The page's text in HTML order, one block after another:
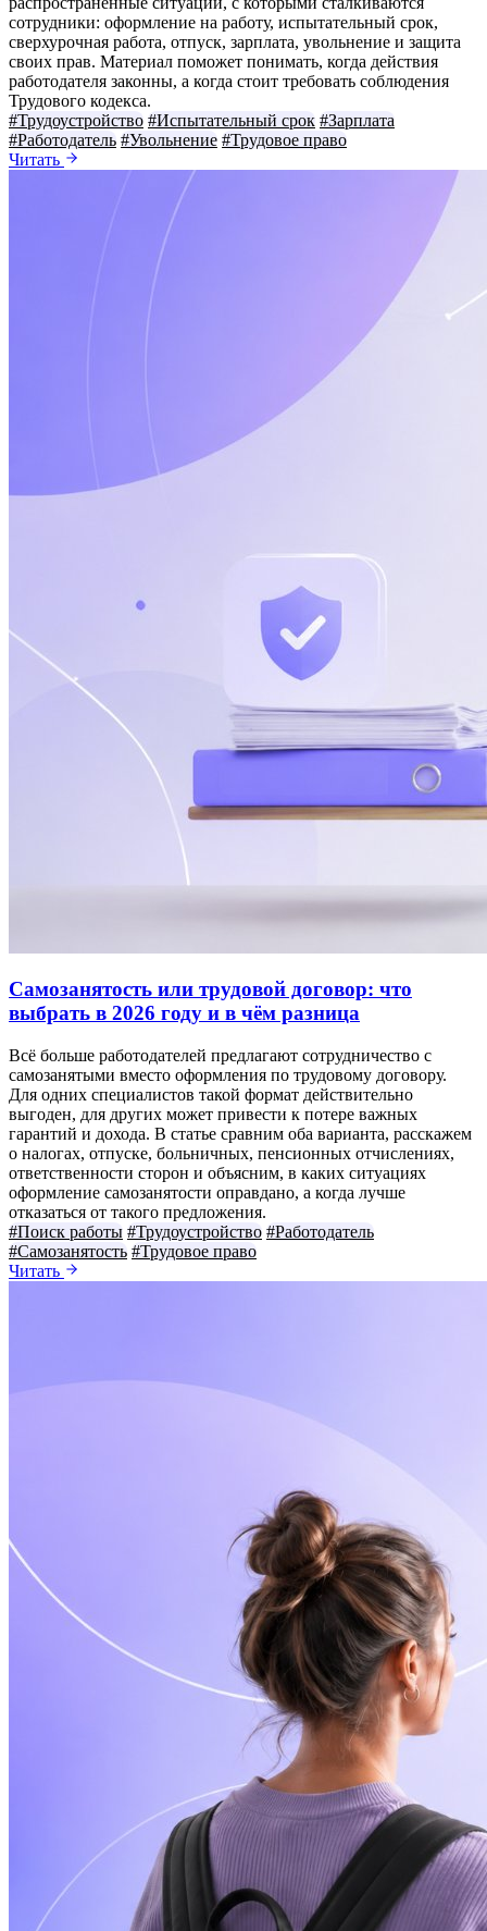
сотрудники: оформление на работу, испытательный срок,
сверхурочная работа, отпуск, зарплата, увольнение и защита
своих прав. Материал поможет понимать, когда действия
работодателя законны, а когда стоит требовать соблюдения
Трудового кодекса.
#Трудоустройство #Испытательный срок #Зарплата
#Работодатель #Увольнение #Трудовое право
Читать
Самозанятость или трудовой договор: что
выбрать в 2026 году и в чём разница
Всё больше работодателей предлагают сотрудничество с
самозанятыми вместо оформления по трудовому договору.
Для одних специалистов такой формат действительно
выгоден, для других может привести к потере важных
гарантий и дохода. В статье сравним оба варианта, расскажем
о налогах, отпуске, больничных, пенсионных отчислениях,
ответственности сторон и объясним, в каких ситуациях
оформление самозанятости оправдано, а когда лучше
отказаться от такого предложения.
#Поиск работы #Трудоустройство #Работодатель
#Самозанятость #Трудовое право
Читать